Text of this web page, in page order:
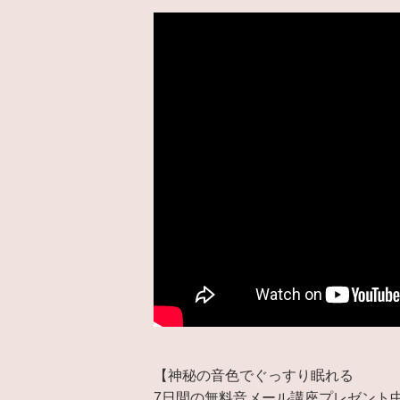
【神秘の音色でぐっすり眠れる